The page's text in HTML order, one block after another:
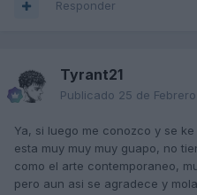
Responder
Tyrant21
Publicado 25 de
Ya, si luego me conozco y se
esta muy muy muy guapo, no
como el arte contemporaneo,
pero aun asi se agradece y